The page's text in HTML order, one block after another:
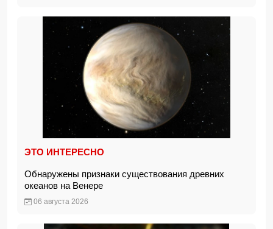
ЭТО ИНТЕРЕСНО
Обнаружены признаки существования древних
океанов на Венере
06 августа 2026